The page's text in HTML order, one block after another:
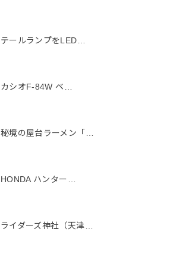
テールランプをLED…
カシオF-84W ベ…
秘境の屋台ラーメン「…
HONDA ハンター…
ライダーズ神社（天津…